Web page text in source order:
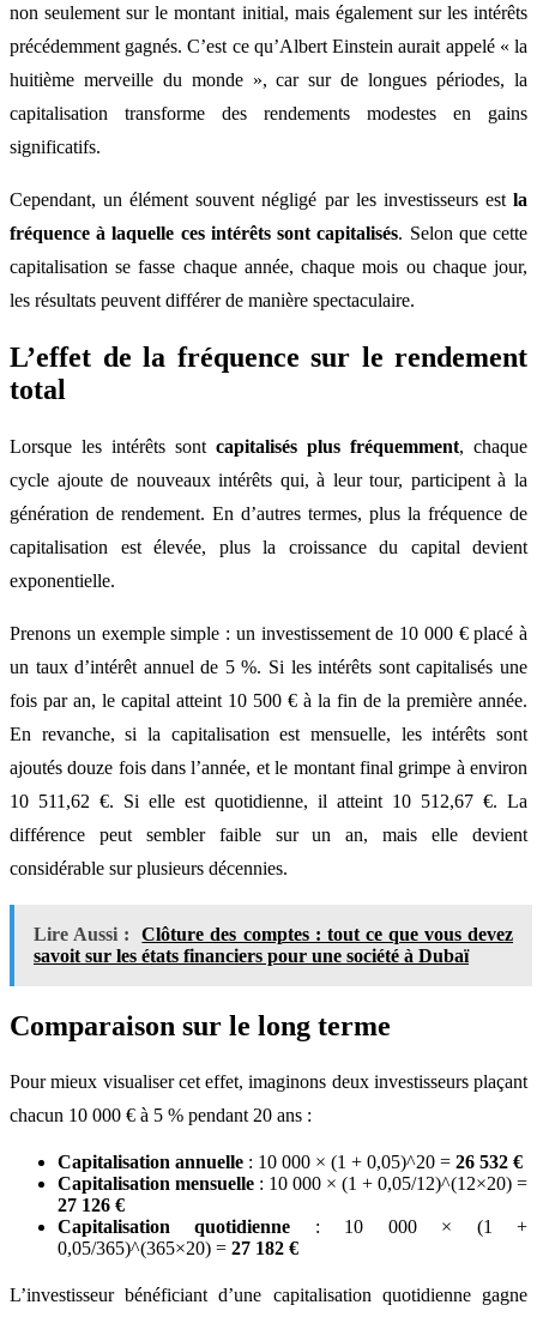
non seulement sur le montant initial, mais également sur les intérêts
précédemment gagnés. C’est ce qu’Albert Einstein aurait appelé « la
huitième merveille du monde », car sur de longues périodes, la
capitalisation transforme des rendements modestes en gains
significatifs.
Cependant, un élément souvent négligé par les investisseurs est la
fréquence à laquelle ces intérêts sont capitalisés. Selon que cette
capitalisation se fasse chaque année, chaque mois ou chaque jour,
les résultats peuvent différer de manière spectaculaire.
L’effet de la fréquence sur le rendement
total
Lorsque les intérêts sont capitalisés plus fréquemment, chaque
cycle ajoute de nouveaux intérêts qui, à leur tour, participent à la
génération de rendement. En d’autres termes, plus la fréquence de
capitalisation est élevée, plus la croissance du capital devient
exponentielle.
Prenons un exemple simple : un investissement de 10 000 € placé à
un taux d’intérêt annuel de 5 %. Si les intérêts sont capitalisés une
fois par an, le capital atteint 10 500 € à la fin de la première année.
En revanche, si la capitalisation est mensuelle, les intérêts sont
ajoutés douze fois dans l’année, et le montant final grimpe à environ
10 511,62 €. Si elle est quotidienne, il atteint 10 512,67 €. La
différence peut sembler faible sur un an, mais elle devient
considérable sur plusieurs décennies.
Lire Aussi :
Clôture des comptes : tout ce que vous devez
savoit sur les états financiers pour une société à Dubaï
Comparaison sur le long terme
Pour mieux visualiser cet effet, imaginons deux investisseurs plaçant
chacun 10 000 € à 5 % pendant 20 ans :
Capitalisation annuelle : 10 000 × (1 + 0,05)^20 = 26 532 €
Capitalisation mensuelle : 10 000 × (1 + 0,05/12)^(12×20) =
27 126 €
Capitalisation quotidienne : 10 000 × (1 +
0,05/365)^(365×20) = 27 182 €
L’investisseur bénéficiant d’une capitalisation quotidienne gagne